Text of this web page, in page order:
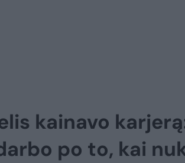
kainavo
po to, kai